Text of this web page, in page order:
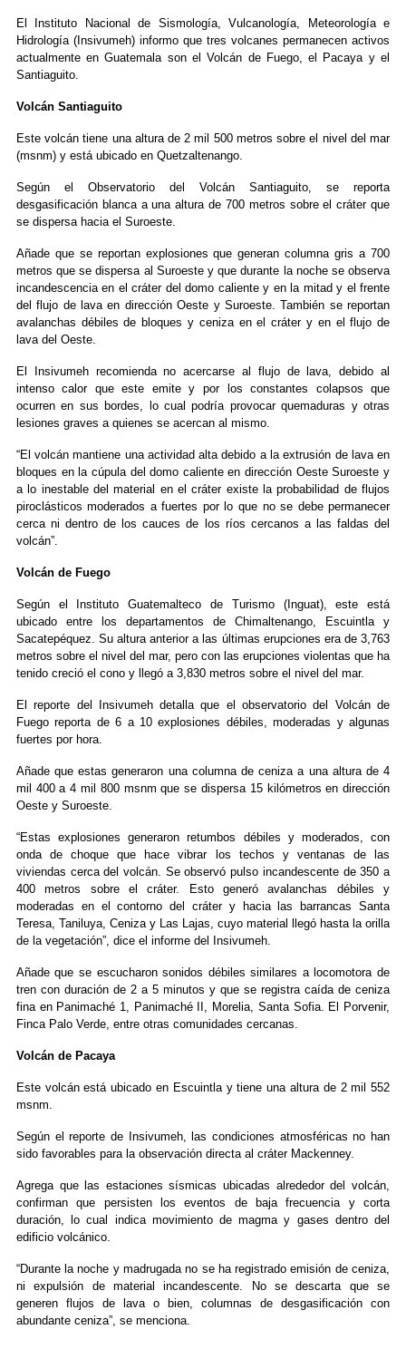
El Instituto Nacional de Sismología, Vulcanología, Meteorología e
Hidrología (Insivumeh) informo que tres volcanes permanecen activos
actualmente en Guatemala son el Volcán de Fuego, el Pacaya y el
Santiaguito.
Volcán Santiaguito
Este volcán tiene una altura de 2 mil 500 metros sobre el nivel del mar
(msnm) y está ubicado en Quetzaltenango.
Según el Observatorio del Volcán Santiaguito, se reporta
desgasificación blanca a una altura de 700 metros sobre el cráter que
se dispersa hacia el Suroeste.
Añade que se reportan explosiones que generan columna gris a 700
metros que se dispersa al Suroeste y que durante la noche se observa
incandescencia en el cráter del domo caliente y en la mitad y el frente
del flujo de lava en dirección Oeste y Suroeste. También se reportan
avalanchas débiles de bloques y ceniza en el cráter y en el flujo de
lava del Oeste.
El Insivumeh recomienda no acercarse al flujo de lava, debido al
intenso calor que este emite y por los constantes colapsos que
ocurren en sus bordes, lo cual podría provocar quemaduras y otras
lesiones graves a quienes se acercan al mismo.
“El volcán mantiene una actividad alta debido a la extrusión de lava en
bloques en la cúpula del domo caliente en dirección Oeste Suroeste y
a lo inestable del material en el cráter existe la probabilidad de flujos
piroclásticos moderados a fuertes por lo que no se debe permanecer
cerca ni dentro de los cauces de los ríos cercanos a las faldas del
volcán”.
Volcán de Fuego
Según el Instituto Guatemalteco de Turismo (Inguat), este está
ubicado entre los departamentos de Chimaltenango, Escuintla y
Sacatepéquez. Su altura anterior a las últimas erupciones era de 3,763
metros sobre el nivel del mar, pero con las erupciones violentas que ha
tenido creció el cono y llegó a 3,830 metros sobre el nivel del mar.
El reporte del Insivumeh detalla que el observatorio del Volcán de
Fuego reporta de 6 a 10 explosiones débiles, moderadas y algunas
fuertes por hora.
Añade que estas generaron una columna de ceniza a una altura de 4
mil 400 a 4 mil 800 msnm que se dispersa 15 kilómetros en dirección
Oeste y Suroeste.
“Estas explosiones generaron retumbos débiles y moderados, con
onda de choque que hace vibrar los techos y ventanas de las
viviendas cerca del volcán. Se observó pulso incandescente de 350 a
400 metros sobre el cráter. Esto generó avalanchas débiles y
moderadas en el contorno del cráter y hacia las barrancas Santa
Teresa, Taniluya, Ceniza y Las Lajas, cuyo material llegó hasta la orilla
de la vegetación”, dice el informe del Insivumeh.
Añade que se escucharon sonidos débiles similares a locomotora de
tren con duración de 2 a 5 minutos y que se registra caída de ceniza
fina en Panimaché 1, Panimaché II, Morelia, Santa Sofia. El Porvenir,
Finca Palo Verde, entre otras comunidades cercanas.
Volcán de Pacaya
Este volcán está ubicado en Escuintla y tiene una altura de 2 mil 552
msnm.
Según el reporte de Insivumeh, las condiciones atmosféricas no han
sido favorables para la observación directa al cráter Mackenney.
Agrega que las estaciones sísmicas ubicadas alrededor del volcán,
confirman que persisten los eventos de baja frecuencia y corta
duración, lo cual indica movimiento de magma y gases dentro del
edificio volcánico.
“Durante la noche y madrugada no se ha registrado emisión de ceniza,
ni expulsión de material incandescente. No se descarta que se
generen flujos de lava o bien, columnas de desgasificación con
abundante ceniza”, se menciona.